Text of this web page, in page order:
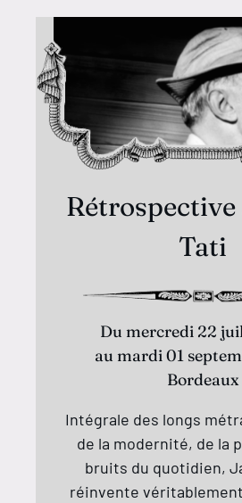
Rétrospective
Tati
Du mercredi 22
au mardi 01
Bordeaux
Intégrale des longs
de la modernité, de la
bruits du quotidien,
réinvente